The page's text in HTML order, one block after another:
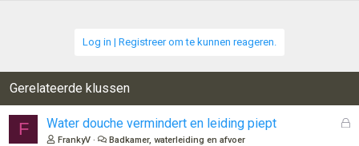
n
e
n
Log in | Registreer om te kunnen reageren.
Gerelateerde klussen
F
G
Water douche vermindert en leiding piept
FrankyV Badkamer, waterleiding en afvoer